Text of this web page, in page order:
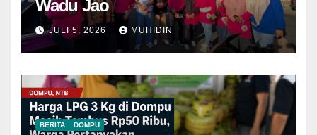
Wadu Jao
JULI 5, 2026 MUHIDIN
BERITA DOMPU